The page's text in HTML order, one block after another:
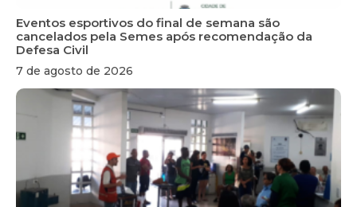
Eventos esportivos do final de semana são
cancelados pela Semes após recomendação da
Defesa Civil
7 de agosto de 2026